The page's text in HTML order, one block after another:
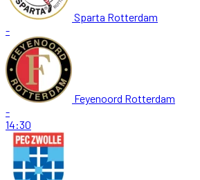
Sparta Rotterdam
-
Feyenoord Rotterdam
-
14:30